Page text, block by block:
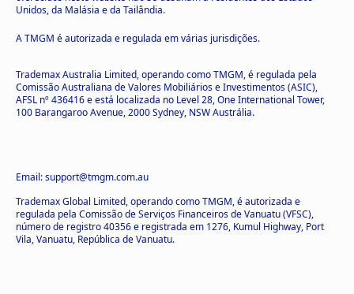
Unidos, da Malásia e da Tailândia.
A TMGM é autorizada e regulada em várias jurisdições.
Trademax Australia Limited, operando como TMGM, é regulada pela
Comissão Australiana de Valores Mobiliários e Investimentos (ASIC),
AFSL nº 436416 e está localizada no Level 28, One International Tower,
100 Barangaroo Avenue, 2000 Sydney, NSW Austrália.
Email: support@tmgm.com.au
Trademax Global Limited, operando como TMGM, é autorizada e
regulada pela Comissão de Serviços Financeiros de Vanuatu (VFSC),
número de registro 40356 e registrada em 1276, Kumul Highway, Port
Vila, Vanuatu, República de Vanuatu.